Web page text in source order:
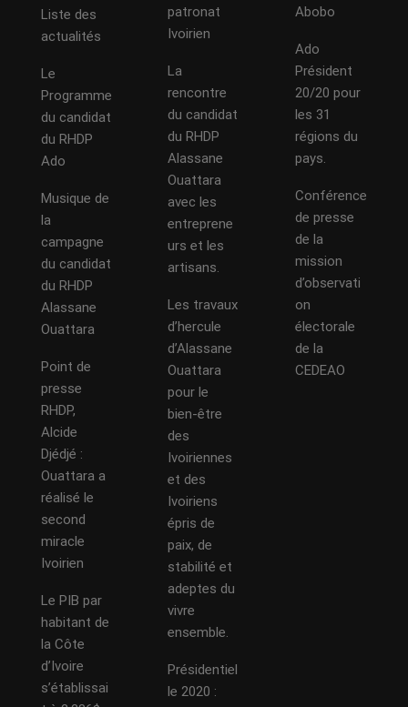
Liste des
actualités
Le
Programme
du candidat
du RHDP
Ado
Musique de
la
campagne
du candidat
du RHDP
Alassane
Ouattara
Point de
presse
RHDP,
Alcide
Djédjé :
Ouattara a
réalisé le
second
miracle
Ivoirien
Le PIB par
habitant de
la Côte
d’Ivoire
s’établissai
patronat
Ivoirien
La
rencontre
du candidat
du RHDP
Alassane
Ouattara
avec les
entreprene
urs et les
artisans.
Les travaux
d’hercule
d’Alassane
Ouattara
pour le
bien-être
des
Ivoiriennes
et des
Ivoiriens
épris de
paix, de
stabilité et
adeptes du
vivre
ensemble.
Présidentiel
le 2020 :
Abobo
Ado
Président
20/20 pour
les 31
régions du
pays.
Conférence
de presse
de la
mission
d’observati
on
électorale
de la
CEDEAO